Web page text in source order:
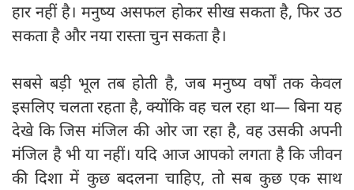
हार नहीं है। मनुष्य असफल होकर सीख सकता है, फिर उठ
सकता है और नया रास्ता चुन सकता है।
सबसे बड़ी भूल तब होती है, जब मनुष्य वर्षों तक केवल
इसलिए चलता रहता है, क्योंकि वह चल रहा था— बिना यह
देखे कि जिस मंजिल की ओर जा रहा है, वह उसकी अपनी
मंजिल है भी या नहीं। यदि आज आपको लगता है कि जीवन
की दिशा में कुछ बदलना चाहिए, तो सब कुछ एक साथ